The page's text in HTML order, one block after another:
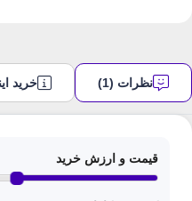
نظرات (1) خرید
قیمت و ارزش خرید